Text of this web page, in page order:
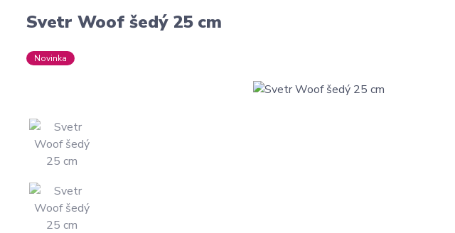
Svetr Woof šedý 25 cm
Novinka